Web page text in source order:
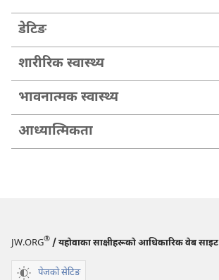
डेटिङ
शारीरिक स्वास्थ्य
भावनात्मक स्वास्थ्य
आध्यात्मिकता
JW.ORG® / यहोवाका साक्षीहरूको आधिकारिक वेब साइट
पेजको सेटिङ